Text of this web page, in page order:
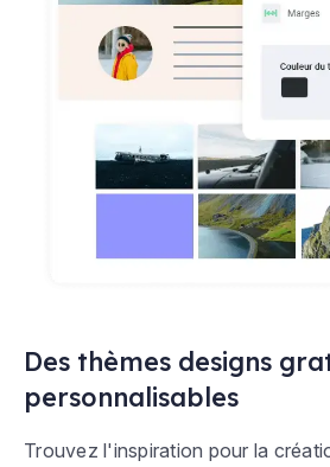
Des thèmes designs
personnalisables
Trouvez l'inspiration pour la